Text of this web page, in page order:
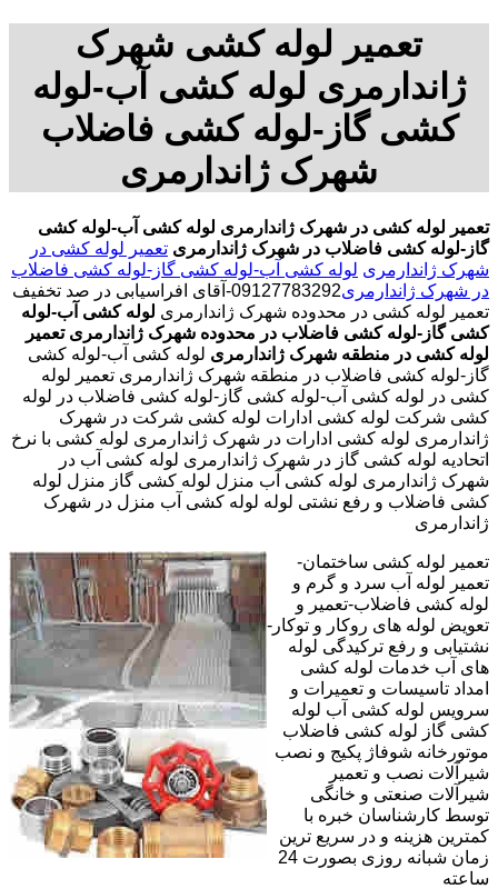
تعمیر لوله کشی شهرک
ژاندارمری لوله کشی آب-لوله
کشی گاز-لوله کشی فاضلاب
شهرک ژاندارمری
تعمیر لوله کشی در شهرک ژاندارمری لوله کشی آب-لوله کشی
گاز-لوله کشی فاضلاب در شهرک ژاندارمری تعمیر لوله کشی در
شهرک ژاندارمری لوله کشی آب-لوله کشی گاز-لوله کشی فاضلاب
در شهرک ژاندارمری
09127783292-آقای افراسیابی در صد تخفیف
تعمیر لوله کشی در محدوده شهرک ژاندارمری لوله کشی آب-لوله
کشی گاز-لوله کشی فاضلاب در محدوده شهرک ژاندارمری تعمیر
لوله کشی در منطقه شهرک ژاندارمری لوله کشی آب-لوله کشی
گاز-لوله کشی فاضلاب در منطقه شهرک ژاندارمری تعمیر لوله
کشی در لوله کشی آب-لوله کشی گاز-لوله کشی فاضلاب در لوله
کشی شرکت لوله کشی ادارات لوله کشی شرکت در شهرک
ژاندارمری لوله کشی ادارات در شهرک ژاندارمری لوله کشی با نرخ
اتحادیه لوله کشی گاز در شهرک ژاندارمری لوله کشی آب در
شهرک ژاندارمری لوله کشی آب منزل لوله کشی گاز منزل لوله
کشی فاضلاب و رفع نشتی لوله لوله کشی آب منزل در شهرک
ژاندارمری
تعمیر لوله کشی ساختمان-
تعمیر لوله آب سرد و گرم و
لوله کشی فاضلاب-تعمیر و
تعویض لوله های روکار و توکار-
نشتیابی و رفع ترکیدگی لوله
های آب خدمات لوله کشی
امداد تاسیسات و تعمیرات و
سرویس لوله کشی آب لوله
کشی گاز لوله کشی فاضلاب
موتورخانه شوفاژ پکیج و نصب
شیرآلات نصب و تعمیر
شیرآلات صنعتی و خانگی
توسط کارشناسان خبره با
کمترین هزینه و در سریع ترین
زمان شبانه روزی بصورت 24
ساعته